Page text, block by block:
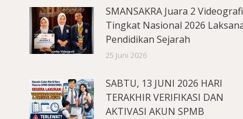
SMANSAKRA Juara 2 Videografi
Tingkat Nasional 2026
Pendidikan Sejarah
25 Juni 2026
SABTU, 13 JUNI 2026 HARI
TERAKHIR VERIFIKASI DAN
AKTIVASI AKUN SPMB